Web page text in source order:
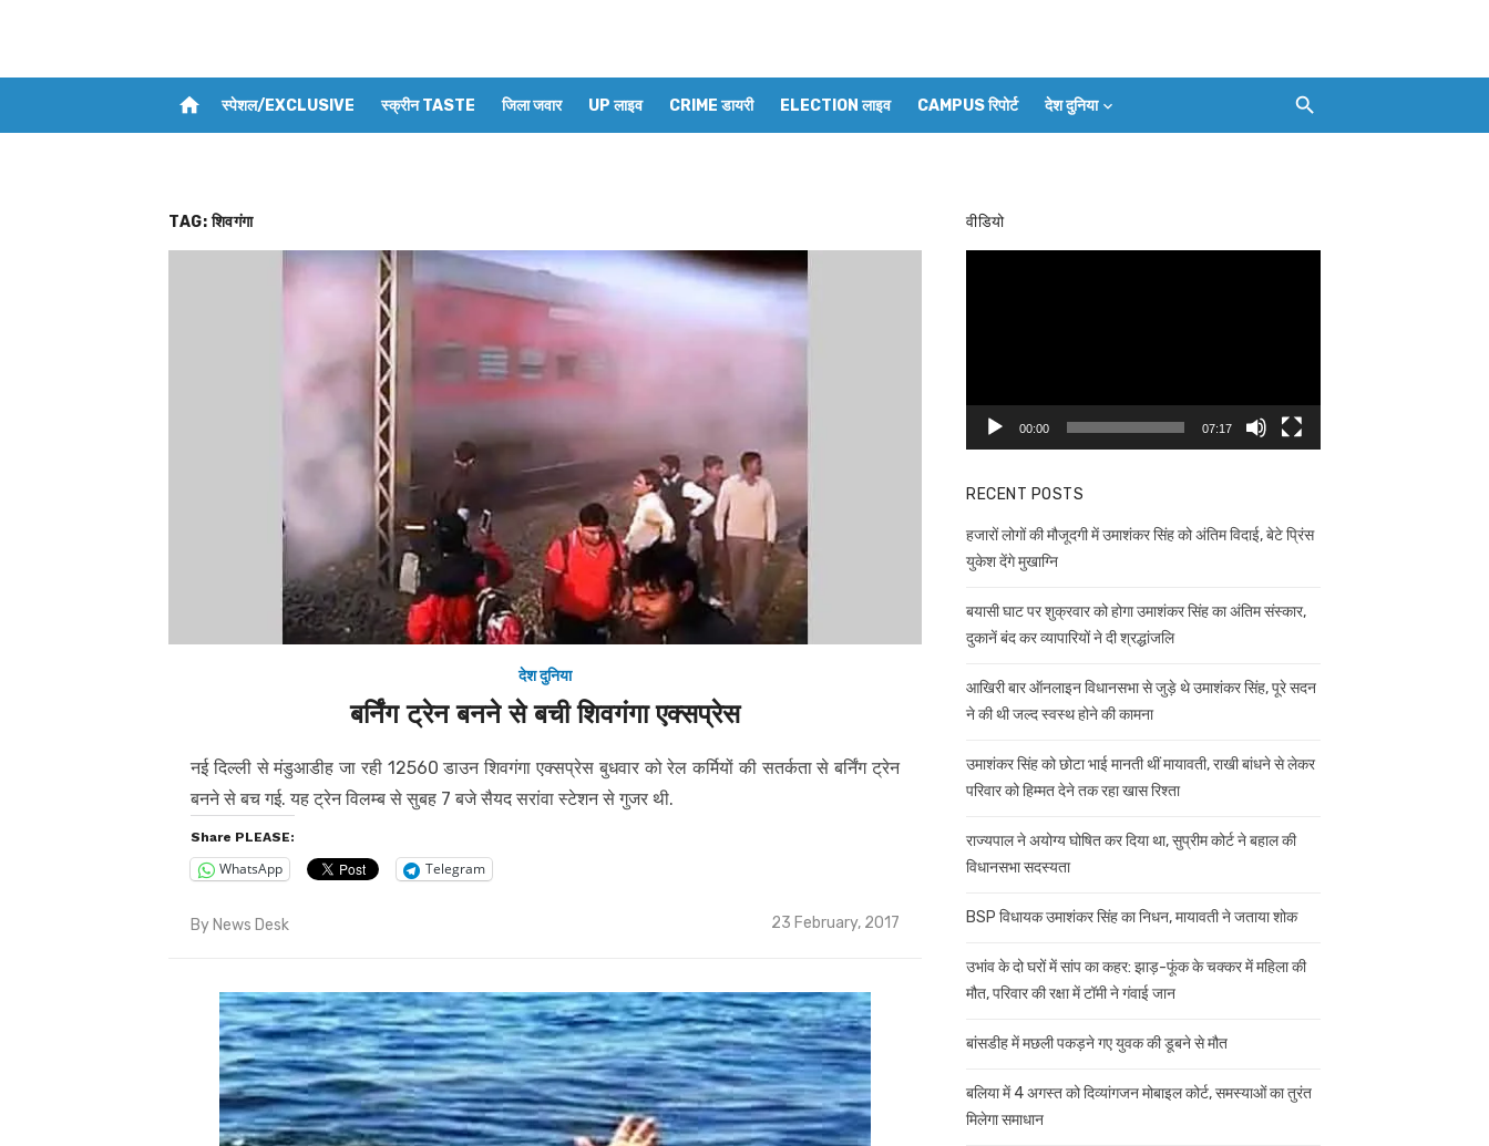
home स्पेशल/EXCLUSIVE स्क्रीन TASTE जिला जवार UP लाइव CRIME डायरी ELECTION लाइव CAMPUS रिपोर्ट देश दुनिया
TAG:शिवगंगा
देश दुनिया
बर्निंग ट्रेन बनने से बची शिवगंगा एक्सप्रेस
नई दिल्ली से मंडुआडीह जा रही 12560 डाउन शिवगंगा एक्सप्रेस बुधवार को रेल कर्मियों की सतर्कता से बर्निंग ट्रेन
बनने से बच गई. यह ट्रेन विलम्ब से सुबह 7 बजे सैयद सरांवा स्टेशन से गुजर थी.
Share PLEASE:
WhatsApp Telegram
By News Desk
Posted
23 February, 2017
वीडियो
00:00 07:17
RECENT POSTS
हजारों लोगों की मौजूदगी में उमाशंकर सिंह को अंतिम विदाई, बेटे प्रिंस
युकेश देंगे मुखाग्नि
बयासी घाट पर शुक्रवार को होगा उमाशंकर सिंह का अंतिम संस्कार,
दुकानें बंद कर व्यापारियों ने दी श्रद्धांजलि
आखिरी बार ऑनलाइन विधानसभा से जुड़े थे उमाशंकर सिंह, पूरे सदन
ने की थी जल्द स्वस्थ होने की कामना
उमाशंकर सिंह को छोटा भाई मानती थीं मायावती, राखी बांधने से लेकर
परिवार को हिम्मत देने तक रहा खास रिश्ता
राज्यपाल ने अयोग्य घोषित कर दिया था, सुप्रीम कोर्ट ने बहाल की
विधानसभा सदस्यता
BSP विधायक उमाशंकर सिंह का निधन, मायावती ने जताया शोक
उभांव के दो घरों में सांप का कहर: झाड़-फूंक के चक्कर में महिला की
मौत, परिवार की रक्षा में टॉमी ने गंवाई जान
बांसडीह में मछली पकड़ने गए युवक की डूबने से मौत
बलिया में 4 अगस्त को दिव्यांगजन मोबाइल कोर्ट, समस्याओं का तुरंत
मिलेगा समाधान